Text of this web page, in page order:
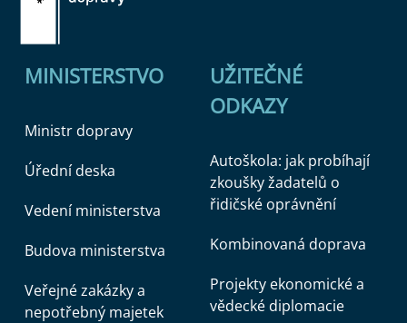
MINISTERSTVO
Ministr dopravy
Úřední deska
Vedení ministerstva
Budova ministerstva
Veřejné zakázky a
nepotřebný majetek
UŽITEČNÉ
ODKAZY
Autoškola: jak probíhají
zkoušky žadatelů o
řidičské oprávnění
Kombinovaná doprava
Projekty ekonomické a
vědecké diplomacie